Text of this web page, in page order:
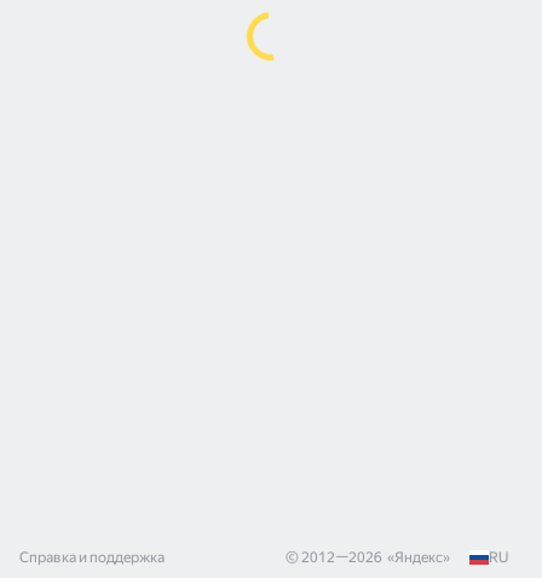
Справка и поддержка © 2012—2026 «Яндекс» RU